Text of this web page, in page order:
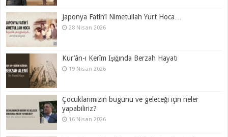
Japonya Fatih’i Nimetullah Yurt Hoca…
28 Nisan 2026
Kur’ân-ı Kerîm Işığında Berzah Hayatı
19 Nisan 2026
Çocuklarımızın bugünü ve geleceği için neler
yapabiliriz?
16 Nisan 2026